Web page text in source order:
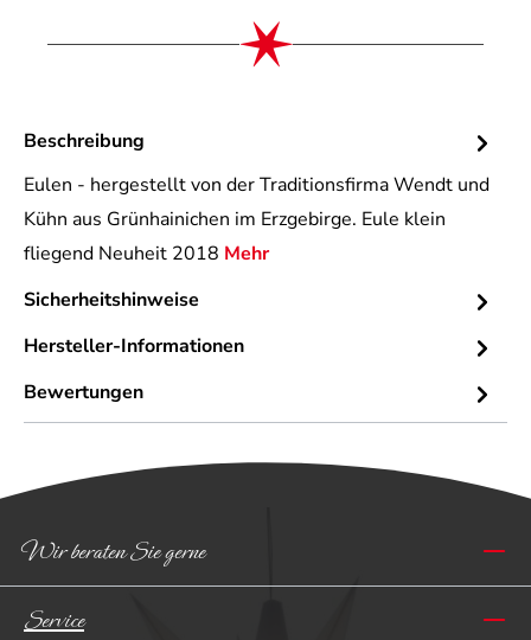
Beschreibung
Eulen - hergestellt von der Traditionsfirma Wendt und
Kühn aus Grünhainichen im Erzgebirge. Eule klein
fliegend Neuheit 2018 Mehr
Sicherheitshinweise
Hersteller-Informationen
Bewertungen
Wir beraten Sie gerne
Service